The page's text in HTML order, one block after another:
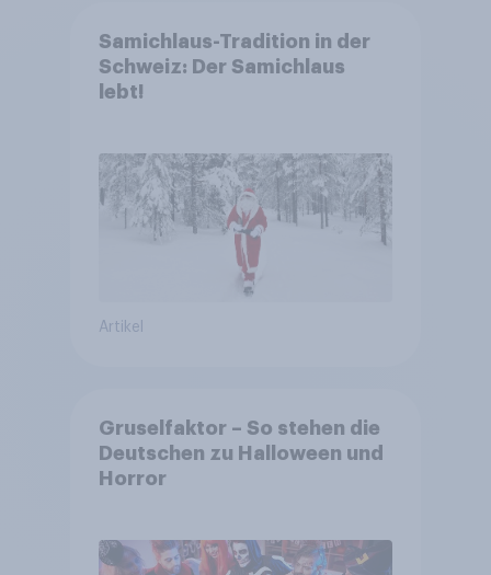
Samichlaus-Tradition in der
Schweiz: Der Samichlaus
lebt!
Artikel
Gruselfaktor – So stehen die
Deutschen zu Halloween und
Horror